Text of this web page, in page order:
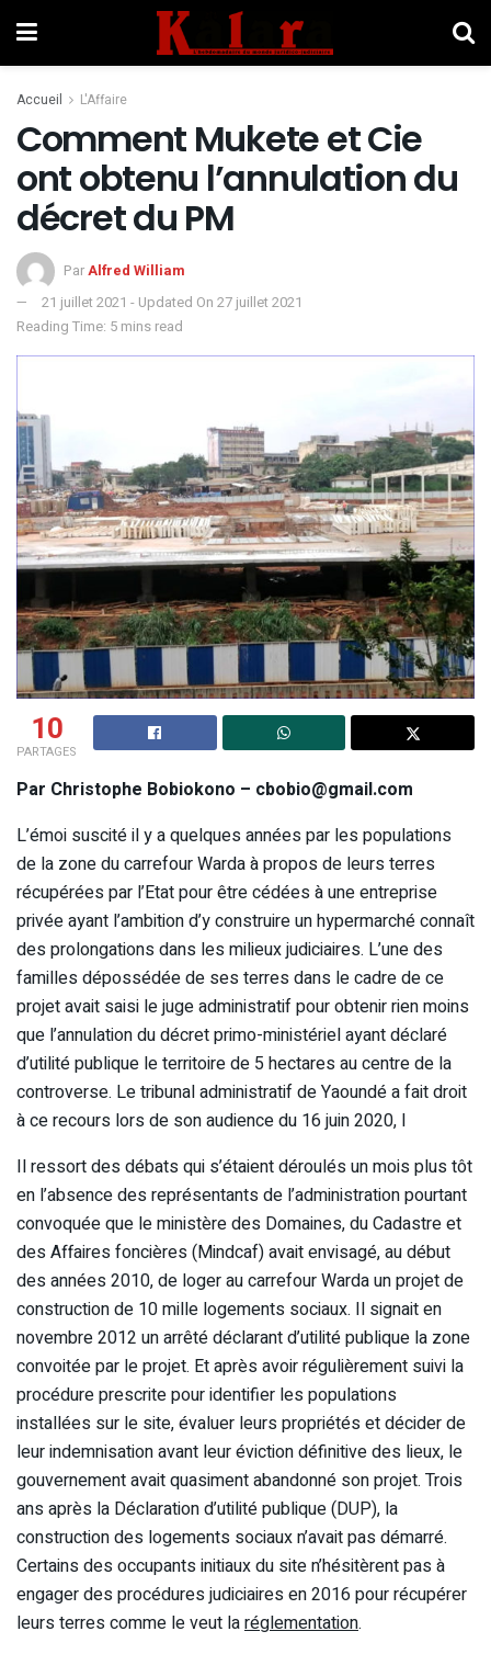
Accueil L'Affaire
Comment Mukete et Cie
ont obtenu l’annulation du
décret du PM
ParAlfred William
21 juillet 2021 - Updated On 27 juillet 2021
Reading Time: 5 mins read
10
PARTAGES
Par Christophe Bobiokono – cbobio@gmail.com
L’émoi suscité il y a quelques années par les populations
de la zone du carrefour Warda à propos de leurs terres
récupérées par l’Etat pour être cédées à une entreprise
privée ayant l’ambition d’y construire un hypermarché connaît
des prolongations dans les milieux judiciaires. L’une des
familles dépossédée de ses terres dans le cadre de ce
projet avait saisi le juge administratif pour obtenir rien moins
que l’annulation du décret primo-ministériel ayant déclaré
d’utilité publique le territoire de 5 hectares au centre de la
controverse. Le tribunal administratif de Yaoundé a fait droit
à ce recours lors de son audience du 16 juin 2020, l
Il ressort des débats qui s’étaient déroulés un mois plus tôt
en l’absence des représentants de l’administration pourtant
convoquée que le ministère des Domaines, du Cadastre et
des Affaires foncières (Mindcaf) avait envisagé, au début
des années 2010, de loger au carrefour Warda un projet de
construction de 10 mille logements sociaux. Il signait en
novembre 2012 un arrêté déclarant d’utilité publique la zone
convoitée par le projet. Et après avoir régulièrement suivi la
procédure prescrite pour identifier les populations
installées sur le site, évaluer leurs propriétés et décider de
leur indemnisation avant leur éviction définitive des lieux, le
gouvernement avait quasiment abandonné son projet. Trois
ans après la Déclaration d’utilité publique (DUP), la
construction des logements sociaux n’avait pas démarré.
Certains des occupants initiaux du site n’hésitèrent pas à
engager des procédures judiciaires en 2016 pour récupérer
leurs terres comme le veut laréglementation.